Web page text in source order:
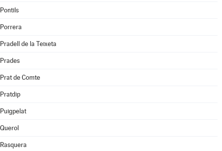
Pontils
Porrera
Pradell de la Teixeta
Prades
Prat de Comte
Pratdip
Puigpelat
Querol
Rasquera